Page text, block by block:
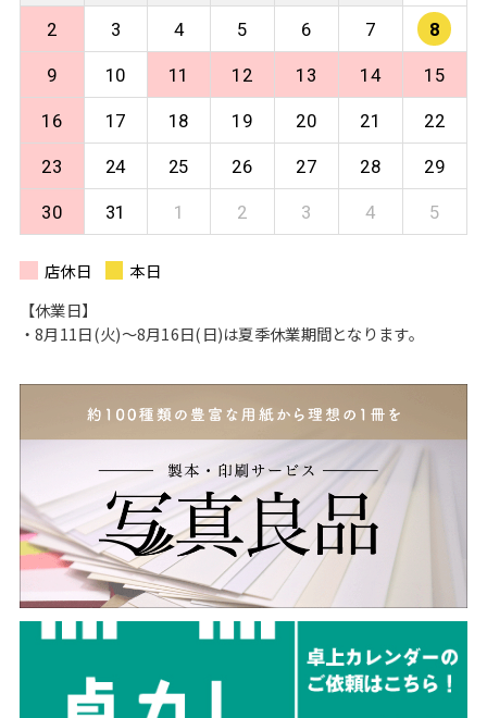
2 3 4 5 6 7 8
9 10 11 12 13 14 15
16 17 18 19 20 21 22
23 24 25 26 27 28 29
30 31 1 2 3 4 5
店休日
本日
【休業日】
・8月11日(火)〜8月16日(日)は夏季休業期間となります。